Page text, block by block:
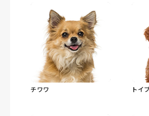
チワワ トイ